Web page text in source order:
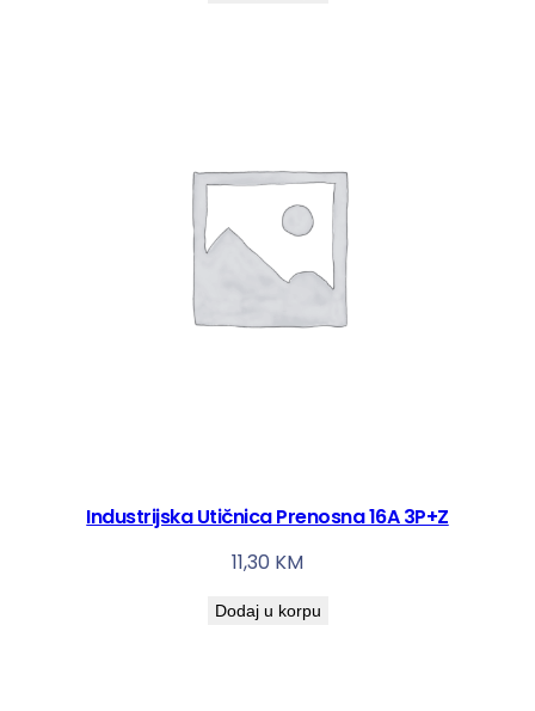
Industrijska Utičnica Prenosna 16A 3P+Z
11,30 KM
Dodaj u korpu